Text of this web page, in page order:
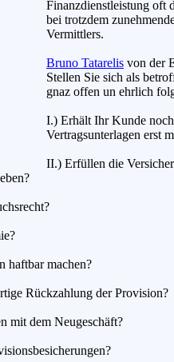
Finanzdienstleistung oft
bei trotzdem
Vermittlers.
Bruno Tatarelis von der
Stellen Sie sich als
gnaz offen un ehrlich
I.) Erhält Ihr Kunde
Vertragsunterlagen erst
II.) Erfüllen die
haftbar machen?
Rückzahlung der Provision?
mit dem Neugeschäft?